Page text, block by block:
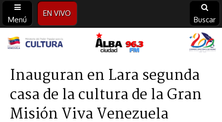
Menú
EN VIVO
Buscar
Alba
Ciudad
96.3
Inauguran en Lara segunda
casa de la cultura de la Gran
Misión Viva Venezuela